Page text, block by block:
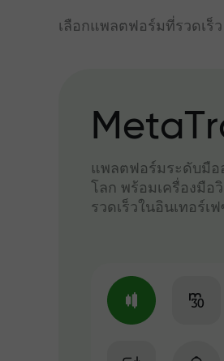
เลือกแพลตฟอร์มที่รวดเร็
แพลตฟอร์มระดับมือ
โลก พร้อมเครื่องมือ
รวดเร็วในอินเทอร์เ